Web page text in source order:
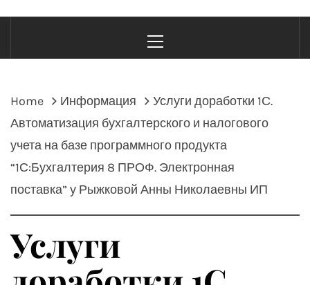
Menu
Home Информация
Услуги доработки 1С.
Автоматизация бухгалтерского и налогового
учета на базе программного продукта
“1С:Бухгалтерия 8 ПРОФ. Электронная
поставка” у Рыжковой Анны Николаевны ИП
Услуги